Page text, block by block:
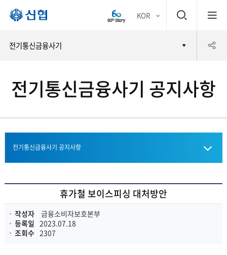
평생
어부
바 신
KOR
검
전기통신금융사기
기
전기통신금융사기 공지사항
전기통신금융사기 공지사항
비대면 금융사고 책임분담제도
전기통신금융사기 지급정지 공시
휴가철 보이스피싱 대처방안
작성자
금융소비자보호본부
등록일 2023.07.18
조회수 2307